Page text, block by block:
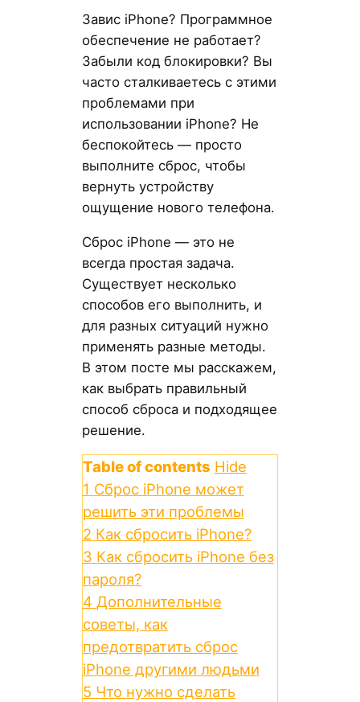
Завис iPhone? Программное
обеспечение не работает?
Забыли код блокировки? Вы
часто сталкиваетесь с этими
проблемами при
использовании iPhone? Не
беспокойтесь — просто
выполните сброс, чтобы
вернуть устройству
ощущение нового телефона.
Сброс iPhone — это не
всегда простая задача.
Существует несколько
способов его выполнить, и
для разных ситуаций нужно
применять разные методы.
В этом посте мы расскажем,
как выбрать правильный
способ сброса и подходящее
решение.
Table of contents Hide
1 Сброс iPhone может
решить эти проблемы
2 Как сбросить iPhone?
3 Как сбросить iPhone без
пароля?
4 Дополнительные
советы, как
предотвратить сброс
iPhone другими людьми
5 Что нужно сделать